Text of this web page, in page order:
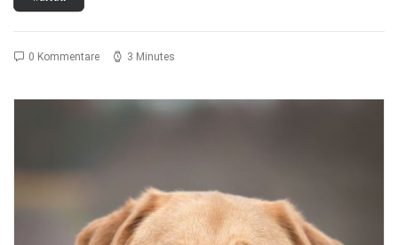
0 Kommentare 3 Minutes